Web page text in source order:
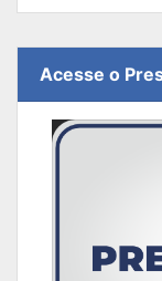
Acesse o